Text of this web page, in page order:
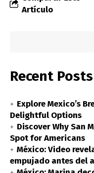
Artículo
Recent Posts
Explore Mexico’s
Delightful Options
Discover Why San
Spot for Americans
México: Video
empujado antes del